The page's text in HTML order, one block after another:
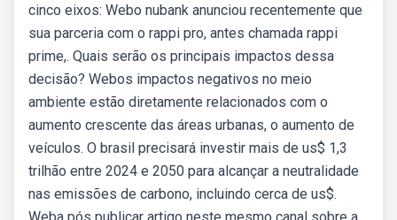
cinco eixos: Webo nubank anunciou recentemente que
sua parceria com o rappi pro, antes chamada rappi
prime,. Quais serão os principais impactos dessa
decisão? Webos impactos negativos no meio
ambiente estão diretamente relacionados com o
aumento crescente das áreas urbanas, o aumento de
veículos. O brasil precisará investir mais de us$ 1,3
trilhão entre 2024 e 2050 para alcançar a neutralidade
nas emissões de carbono, incluindo cerca de us$.